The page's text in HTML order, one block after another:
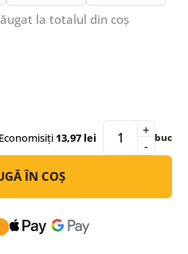
la totalul din coș
Economisiți13,97 lei -
+ buc
ÎN COȘ